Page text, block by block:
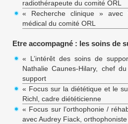
radiothérapeute du comité ORL
« Recherche clinique » avec
médical du comité ORL
Etre accompagné : les soins de
« L’intérêt des soins de
Nathalie Caunes-Hilary, chef
support
« Focus sur la diététique et le
Richl, cadre diététicienne
« Focus sur l’orthophonie /
avec Audrey Fiack, orthophoniste